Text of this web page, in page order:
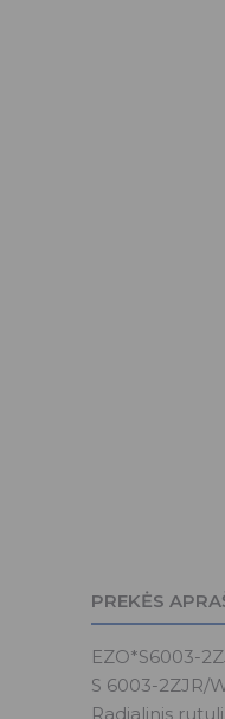
PREKĖS
EZO*S6003-
S 6003-2ZJR/
Radialinis